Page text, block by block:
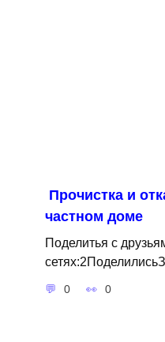
Прочистка и
частном доме
Поделитья с
0 0